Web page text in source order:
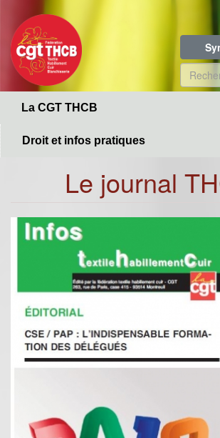
contenu
principal
de
La CGT THCB
Droit et infos pratiques
Le journal